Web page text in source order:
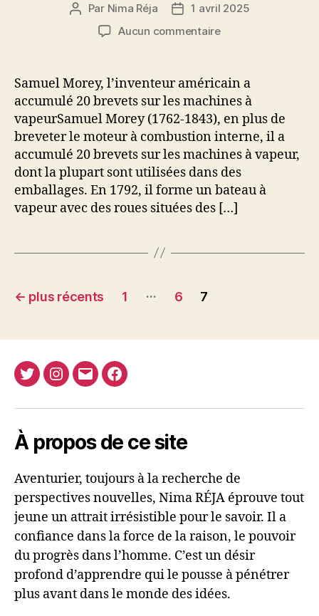
Auteur
l’article
Par Nima Réja
Date1 avril 2025
Aucun commentairesur
1826
1er
brevet
pour
un
moteur
à
combustion
interne
Samuel Morey, l’inventeur américain a
accumulé 20 brevets sur les machines à
vapeurSamuel Morey (1762-1843), en plus de
breveter le moteur à combustion interne, il a
accumulé 20 brevets sur les machines à vapeur,
dont la plupart sont utilisées dans des
emballages. En 1792, il forme un bateau à
vapeur avec des roues situées des […]
Navigation
articles
← plus récents 1 … 6 7
TwitterInstagram
E-
Facebook
À propos de ce site
Aventurier, toujours à la recherche de
perspectives nouvelles, Nima RÉJA éprouve tout
jeune un attrait irrésistible pour le savoir. Il a
confiance dans la force de la raison, le pouvoir
du progrès dans l’homme. C’est un désir
profond d’apprendre qui le pousse à pénétrer
plus avant dans le monde des idées.